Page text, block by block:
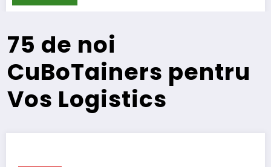
75 de noi
CuBoTainers pentru
Vos Logistics